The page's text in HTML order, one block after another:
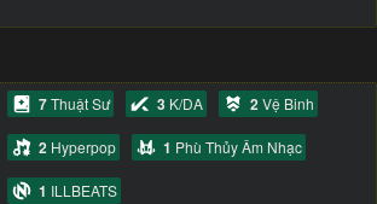
7Thuật Sư 3 K/DA 2Vệ Binh
2 Hyperpop 1 Phù Thủy Âm Nhạc
1 ILLBEATS